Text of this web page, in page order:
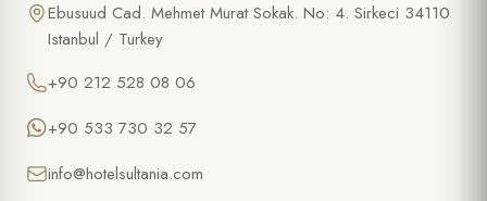
E-POSTA *
TARIH
Ebusuud Cad. Mehmet Murat Sokak. No: 4. Sirkeci 34110
Istanbul / Turkey
+90 212 528 08 06
+90 533 730 32 57
info@hotelsultania.com